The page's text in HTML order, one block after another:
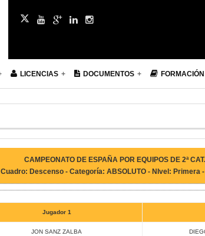
LICENCIAS DOCUMENTOS FORMACIÓN
CAMPEONATO DE ESPAÑA POR EQUIPOS DE 2ª
Cuadro: Descenso - Categoría: ABSOLUTO - NIvel: Primera
Jugador 1
JON SANZ ZALBA